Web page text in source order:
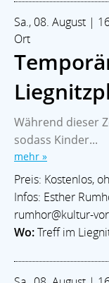
Sa., 08. August |
Ort
Während dieser
sodass Kinder...
mehr »
Preis: Kostenlos,
Infos: Esther
rumhor@kultur-
Wo:Treff im